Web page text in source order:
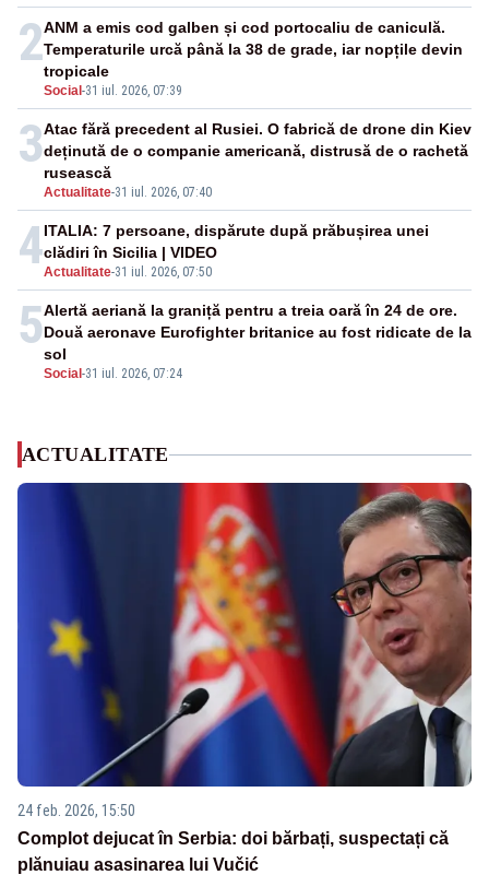
2
Social -31 iul. 2026, 07:39
ANM a emis cod galben și cod portocaliu de caniculă.
Temperaturile urcă până la 38 de grade, iar nopțile devin
tropicale
3
Actualitate-31 iul. 2026, 07:40
Atac fără precedent al Rusiei. O fabrică de drone din Kiev
deținută de o companie americană, distrusă de o rachetă
rusească
4Actualitate-31 iul. 2026, 07:50
ITALIA: 7 persoane, dispărute după prăbușirea unei
clădiri în Sicilia | VIDEO
5
Social -31 iul. 2026, 07:24
Alertă aeriană la graniță pentru a treia oară în 24 de ore.
Două aeronave Eurofighter britanice au fost ridicate de la
sol
ACTUALITATE
24 feb. 2026, 15:50
Complot dejucat în Serbia: doi bărbați, suspectați că
plănuiau asasinarea lui Vučić